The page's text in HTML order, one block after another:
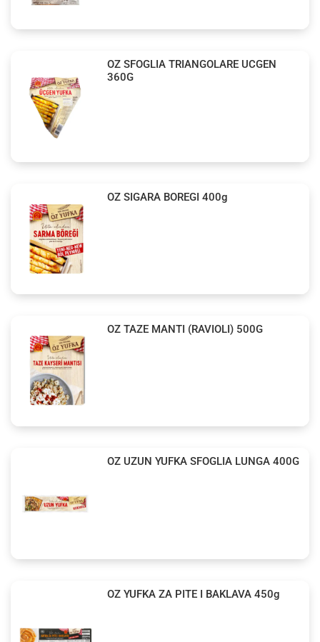
OZ SFOGLIA TRIANGOLARE UCGEN
360G
OZ SIGARA BOREGI 400g
OZ TAZE MANTI (RAVIOLI) 500G
OZ UZUN YUFKA SFOGLIA LUNGA 400G
OZ YUFKA ZA PITE I BAKLAVA 450g